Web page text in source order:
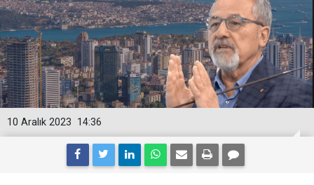
14:36
10 Aralık 2023